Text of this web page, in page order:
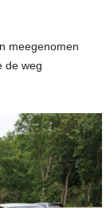
meegenomen
de weg